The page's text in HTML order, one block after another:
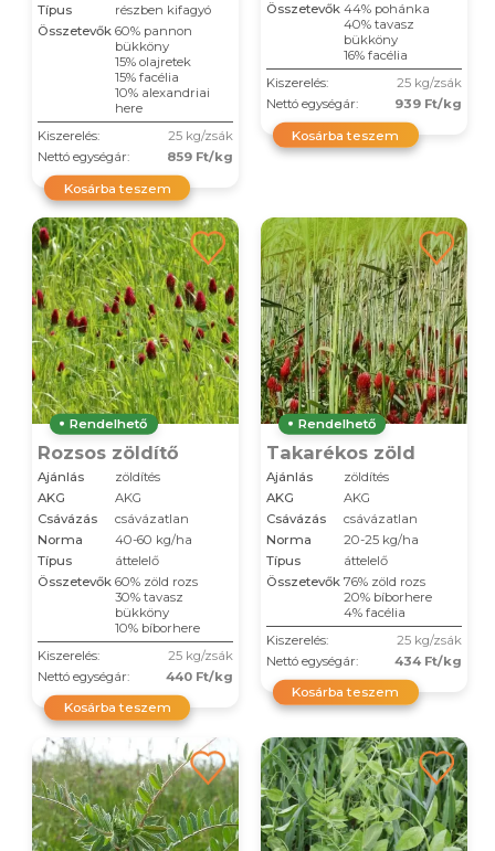
Típus
részben kifagyó
Összetevők 60% pannon
bükköny
15% olajretek
15% facélia
10% alexandriai
here
Kiszerelés:
25 kg/zsák
Nettó egységár:
859 Ft/kg
Kosárba teszem
Összetevők 44% pohánka
40% tavasz
bükköny
16% facélia
Kiszerelés:
25 kg/zsák
Nettó egységár:
939 Ft/kg
Kosárba teszem
Rendelhető
Rozsos zöldítő
Ajánlás
zöldítés
AKG
AKG
Csávázás
csávázatlan
Norma
40-60 kg/ha
Típus
áttelelő
Összetevők 60% zöld rozs
30% tavasz
bükköny
10% bíborhere
Kiszerelés:
25 kg/zsák
Nettó egységár:
440 Ft/kg
Kosárba teszem
Rendelhető
Takarékos zöld
Ajánlás
zöldítés
AKG
AKG
Csávázás
csávázatlan
Norma
20-25 kg/ha
Típus
áttelelő
Összetevők 76% zöld rozs
20% bíborhere
4% facélia
Kiszerelés:
25 kg/zsák
Nettó egységár:
434 Ft/kg
Kosárba teszem